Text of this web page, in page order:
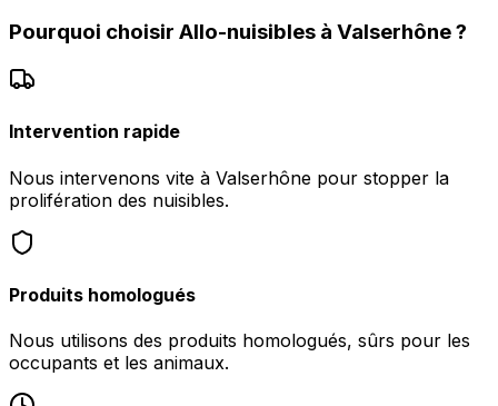
Pourquoi choisir Allo-nuisibles à Valserhône?
Intervention rapide
Nous intervenons vite à Valserhône pour stopper la
prolifération des nuisibles.
Produits homologués
Nous utilisons des produits homologués, sûrs pour les
occupants et les animaux.